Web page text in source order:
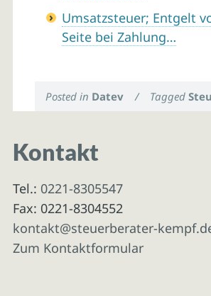
Umsatzsteuer; Entgelt
Seite bei Zahlung…
Posted in Datev / Tagged
Kontakt
Tel.: 0221-8305547
Fax: 0221-8304552
kontakt@steuerberater-
Zum Kontaktformular